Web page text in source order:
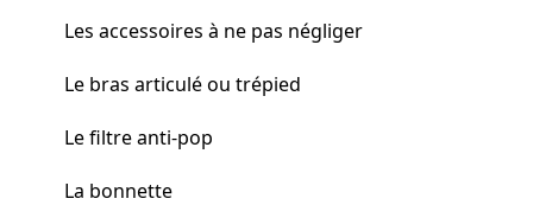
Les accessoires à ne pas négliger
Le bras articulé ou trépied
Le filtre anti-pop
La bonnette